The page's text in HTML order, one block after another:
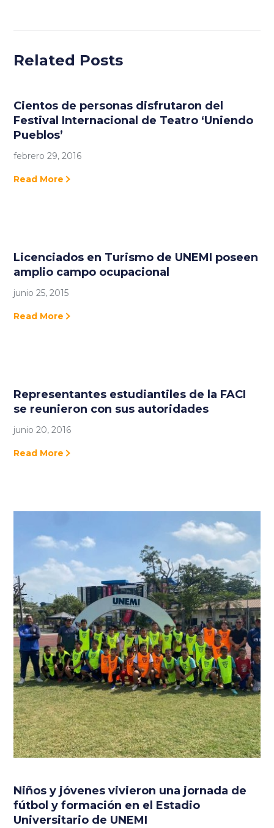
Related Posts
Cientos de personas disfrutaron del
Festival Internacional de Teatro ‘Uniendo
Pueblos’
febrero 29, 2016
Read More
Licenciados en Turismo de UNEMI poseen
amplio campo ocupacional
junio 25, 2015
Read More
Representantes estudiantiles de la FACI
se reunieron con sus autoridades
junio 20, 2016
Read More
Niños y jóvenes vivieron una jornada de
fútbol y formación en el Estadio
Universitario de UNEMI